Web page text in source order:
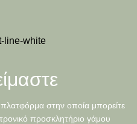
στην οποία μπορείτε
προσκλητήριο γάμου